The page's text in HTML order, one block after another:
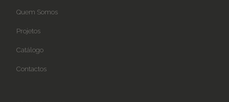
Quem Somos
Projetos
Catálogo
Contactos